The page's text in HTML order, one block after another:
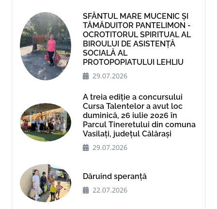
SFÂNTUL MARE MUCENIC ȘI
TĂMĂDUITOR PANTELIMON -
OCROTITORUL SPIRITUAL AL
BIROULUI DE ASISTENȚĂ
SOCIALĂ AL
PROTOPOPIATULUI LEHLIU
29.07.2026
A treia ediție a concursului
Cursa Talentelor a avut loc
duminică, 26 iulie 2026 în
Parcul Tineretului din comuna
Vasilați, județul Călărași
29.07.2026
Dăruind speranță
22.07.2026